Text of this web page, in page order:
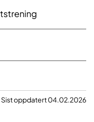
Sist oppdatert 04.02.2026